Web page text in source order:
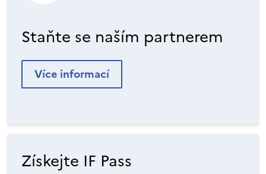
Staňte se naším partnerem
Více informací
Získejte IF Pass